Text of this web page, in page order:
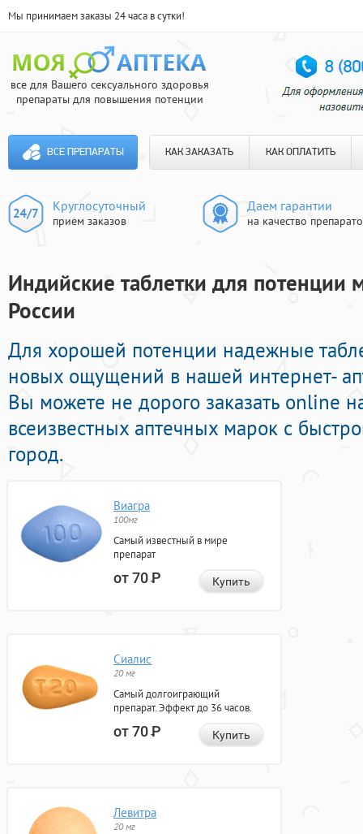
Мы принимаем заказы 24 часа в сутки!
все для Вашего сексуального здоровья
препараты для повышения потенции
ВСЕ ПРЕПАРАТЫ КАК ЗАКАЗАТЬ КАК ОПЛАТИТЬ
Круглосуточный
прием заказов
Даем гарантии
на качество
Индийские таблетки для потенции
России
Для хорошей потенции надежные
новых ощущений в нашей интернет-
Вы можете не дорого заказать online
всеизвестных аптечных марок с
город.
Виагра
100мг
Самый известный в мире
препарат
от 70Р Купить
Сиалис
20 мг
Самый долгоиграющий
препарат. Эффект до 36 часов.
от 70Р Купить
Левитра
20 мг